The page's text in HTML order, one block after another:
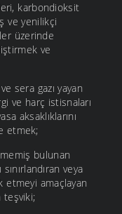
karbondioksit
ve yenilikçi
üzerinde
ve
sera gazı yayan
ve harç istisnaları
aksaklıklarını
etmek;
bulunan
veya
etmeyi amaçlayan
teşviki;